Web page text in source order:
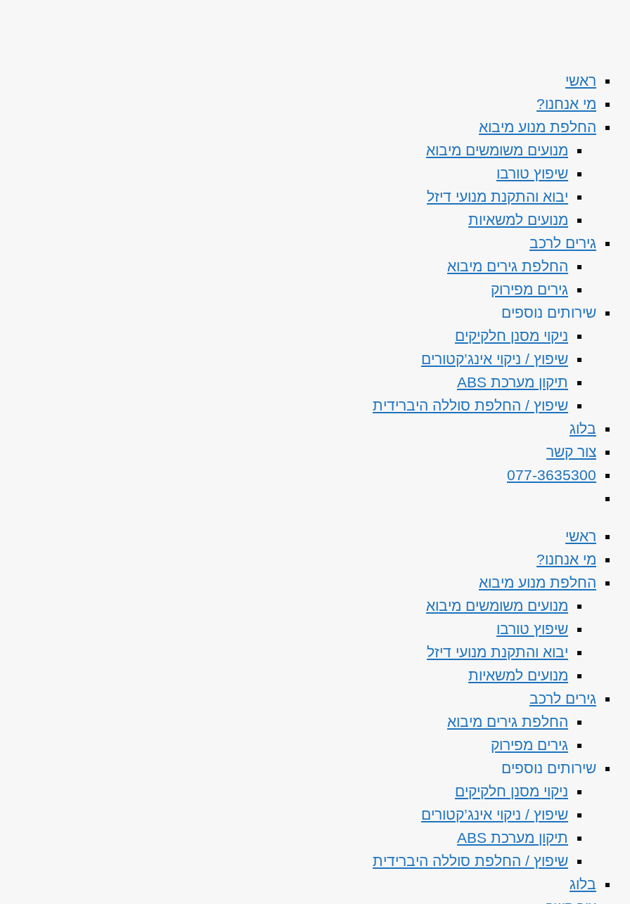
ראשי
מי אנחנו?
החלפת מנוע מיבוא
מנועים משומשים מיבוא
שיפוץ טורבו
יבוא והתקנת מנועי דיזל
מנועים למשאיות
גירים לרכב
החלפת גירים מיבוא
גירים מפירוק
שירותים נוספים
ניקוי מסנן חלקיקים
שיפוץ / ניקוי אינג’קטורים
תיקון מערכת ABS
שיפוץ / החלפת סוללה היברידית
בלוג
צור קשר
077-3635300
ראשי
מי אנחנו?
החלפת מנוע מיבוא
מנועים משומשים מיבוא
שיפוץ טורבו
יבוא והתקנת מנועי דיזל
מנועים למשאיות
גירים לרכב
החלפת גירים מיבוא
גירים מפירוק
שירותים נוספים
ניקוי מסנן חלקיקים
שיפוץ / ניקוי אינג’קטורים
תיקון מערכת ABS
שיפוץ / החלפת סוללה היברידית
בלוג